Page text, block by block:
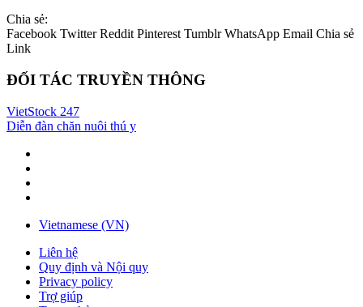
Chia sẻ:
Facebook Twitter Reddit Pinterest Tumblr WhatsApp Email Chia sẻ
Link
ĐỐI TÁC TRUYỀN THÔNG
VietStock 247
Diễn đàn chăn nuôi thú y
Vietnamese (VN)
Liên hệ
Quy định và Nội quy
Privacy policy
Trợ giúp